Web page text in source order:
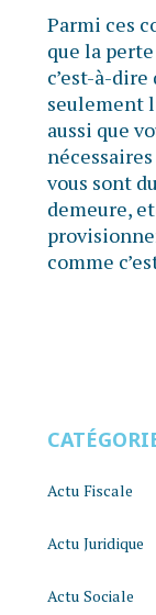
Parmi ces
que la
c’est-à-
seulement
aussi que
vous sont
demeure,
comme
Actu Fiscale
Actu Juridique
Actu Sociale